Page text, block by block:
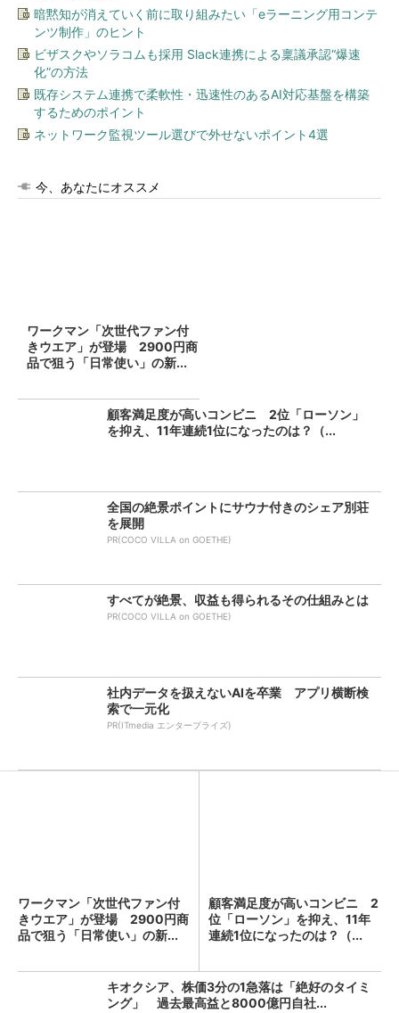
暗黙知が消えていく前に取り組みたい「eラーニング用コンテ
ンツ制作」のヒント
ビザスクやソラコムも採用 Slack連携による稟議承認“爆速
化”の方法
既存システム連携で柔軟性・迅速性のあるAI対応基盤を構築
するためのポイント
ネットワーク監視ツール選びで外せないポイント4選
今、あなたにオススメ
ワークマン「次世代ファン付
きウエア」が登場 2900円商
品で狙う「日常使い」の新...
顧客満足度が高いコンビニ 2位「ローソン」
を抑え、11年連続1位になったのは？（...
全国の絶景ポイントにサウナ付きのシェア別荘
を展開
PR(COCO VILLA on GOETHE)
すべてが絶景、収益も得られるその仕組みとは
PR(COCO VILLA on GOETHE)
社内データを扱えないAIを卒業 アプリ横断検
索で一元化
PR(ITmedia エンタープライズ)
ワークマン「次世代ファン付
きウエア」が登場 2900円商
品で狙う「日常使い」の新...
顧客満足度が高いコンビニ 2
位「ローソン」を抑え、11年
連続1位になったのは？（...
キオクシア、株価3分の1急落は「絶好のタイミ
ング」 過去最高益と8000億円自社...